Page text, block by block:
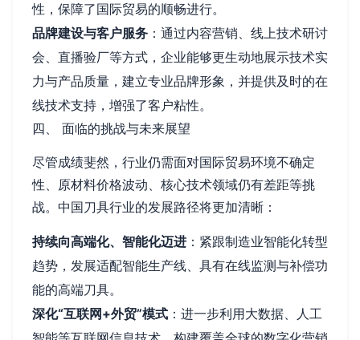
性，保障了国际贸易的顺畅进行。
品牌建设与客户服务 ：通过内容营销、线上技术研讨
会、直播验厂等方式，企业能够更生动地展示技术实
力与产品质量，建立专业品牌形象，并提供及时的在
线技术支持，增强了客户粘性。
四、 面临的挑战与未来展望
尽管成绩斐然，行业仍需面对国际贸易环境不确定
性、原材料价格波动、核心技术领域仍有差距等挑
战。中国刀具行业的发展路径将更加清晰：
持续向高端化、智能化迈进 ：紧跟制造业智能化转型
趋势，发展适配智能生产线、具有在线监测与补偿功
能的高端刀具。
深化“互联网+外贸”模式 ：进一步利用大数据、人工